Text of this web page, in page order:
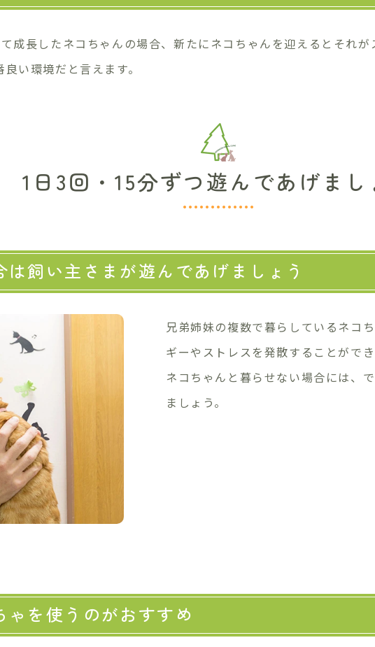
成長したネコちゃんの場合、新たにネコちゃんを迎えるとそれ
い環境だと言えます。
1日3回・15分ずつ遊んであげま
飼い主さまが遊んであげましょう
兄弟姉妹の複数で暮らしているネコ
ギーやストレスを発散することがで
ネコちゃんと暮らせない場合には、
ましょう。
を使うのがおすすめ